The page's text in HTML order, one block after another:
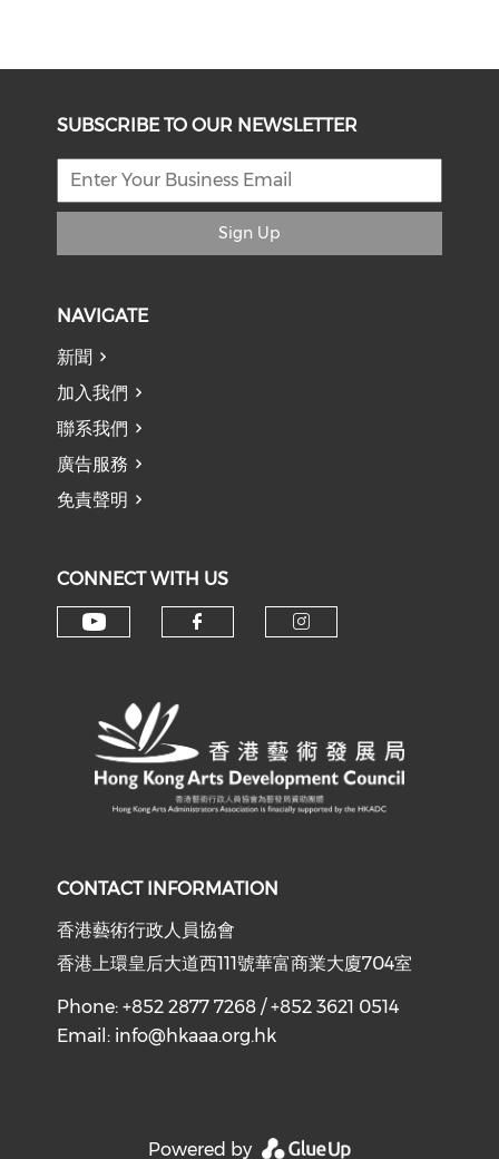
SUBSCRIBE TO OUR NEWSLETTER
Sign Up
NAVIGATE
新聞
加入我們
聯系我們
廣告服務
免責聲明
CONNECT WITH US
CONTACT INFORMATION
香港藝術行政人員協會
香港上環皇后大道西111號華富商業大廈704室
Phone: +852 2877 7268 / +852 3621 0514
Email: info@hkaaa.org.hk
Powered by